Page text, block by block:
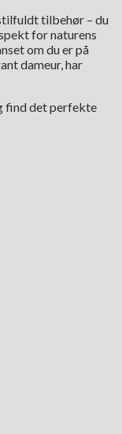
tilbehør – du
for naturens
om du er på
dameur, har
find det perfekte